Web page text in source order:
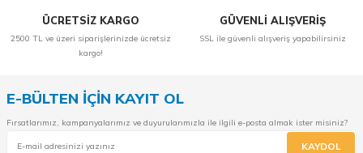
ÜCRETSİZ KARGO
2500 TL ve üzeri siparişlerinizde ücretsiz
kargo!
GÜVENLİ ALIŞVERİŞ
SSL ile güvenli alışveriş yapabilirsiniz
E-BÜLTEN İÇİN KAYIT OL
Fırsatlarımız, kampanyalarımız ve duyurularımızla ile ilgili e-posta almak ister misiniz?
KAYDOL